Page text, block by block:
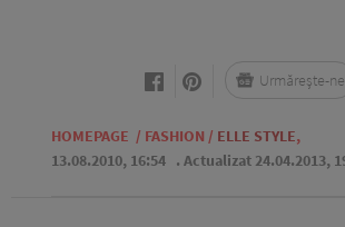
HOMEPAGE / FASHION / ELLE STYLE,
13.08.2010, 16:54 . Actualizat 24.04.2013,
Urmărește-ne